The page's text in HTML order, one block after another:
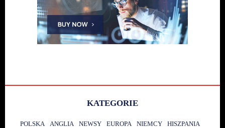
KATEGORIE
POLSKA ANGLIA NEWSY EUROPA NIEMCY HISZPANIA